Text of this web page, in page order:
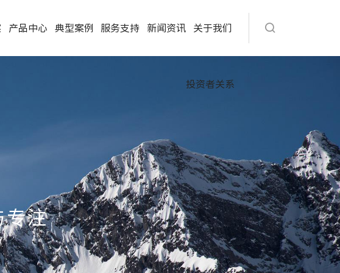
产品中心 典型案例 服务支持 新闻资讯 关于我们
投资者关系
专注